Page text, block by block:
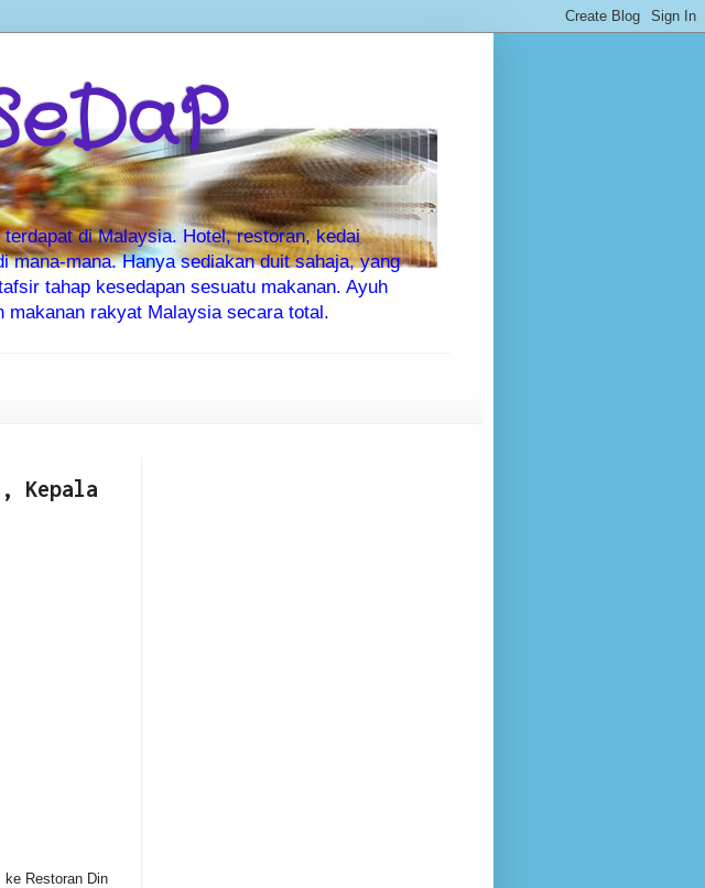
di Malaysia. Hotel, restoran, kedai
mana-mana. Hanya sediakan duit sahaja, yang
tahap kesedapan sesuatu makanan. Ayuh
makanan rakyat Malaysia secara total.
Kepala
ke Restoran Din